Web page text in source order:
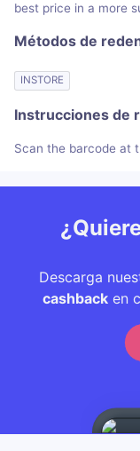
best price in a more
Métodos de
INSTORE
Instrucciones de
Scan the barcode at
Descarga
cashback en